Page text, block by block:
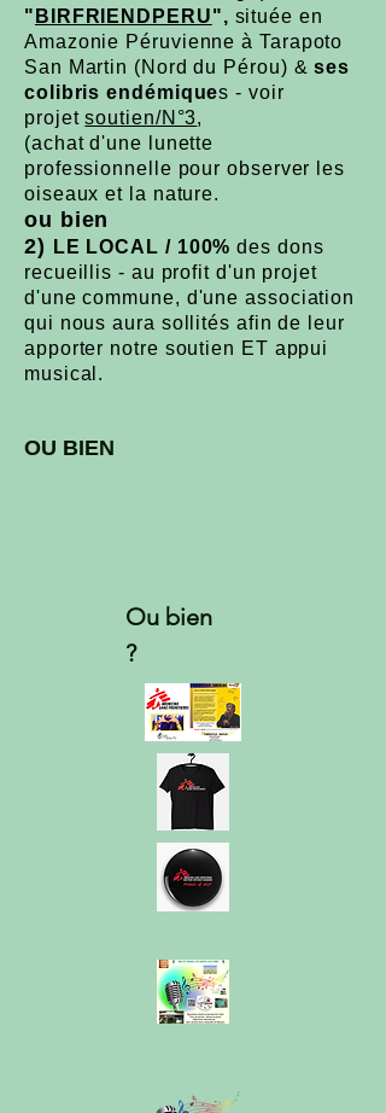
" BIRFRIENDPERU", située en
Amazonie Péruvienne à Tarapoto
San Martin (Nord du Pérou) &ses
colibris endémiques - voir
projetsoutien/N°3,
(achat d'une lunette
professionnelle pour observer les
oiseaux et la nature.
ou bien
2)
LE LOCAL / 100%des dons
recueillis - au profit d'un projet
d'une commune, d'une association
qui nous aura sollités afin de leur
apporter notre soutien ET appui
musical.
OU BIEN
Ou bien
?